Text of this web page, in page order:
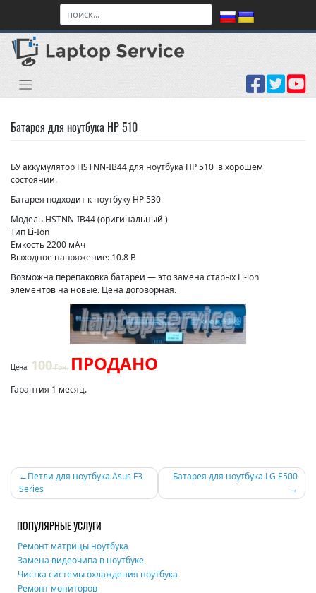
content
Батарея для ноутбука HP 510
БУ аккумулятор HSTNN-IB44 для ноутбука HP 510 в хорошем
состоянии.
Батарея подходит к ноутбуку HP 530
Модель HSTNN-IB44 (оригинальный )
Тип Li-Ion
Емкость 2200 мАч
Выходное напряжение: 10.8 В
Возможна перепаковка батареи — это замена старых Li-ion
элементов на новые. Цена договорная.
Цена: 100Грн. ПРОДАНО
Гарантия 1 месяц.
Навигация
по
записям
Петли для ноутбука Asus F3
Series
Батарея для ноутбука LG E500
ПОПУЛЯРНЫЕ УСЛУГИ
Ремонт матрицы ноутбука
Замена видеочипа в ноутбуке
Чистка системы охлаждения ноутбука
Ремонт мониторов